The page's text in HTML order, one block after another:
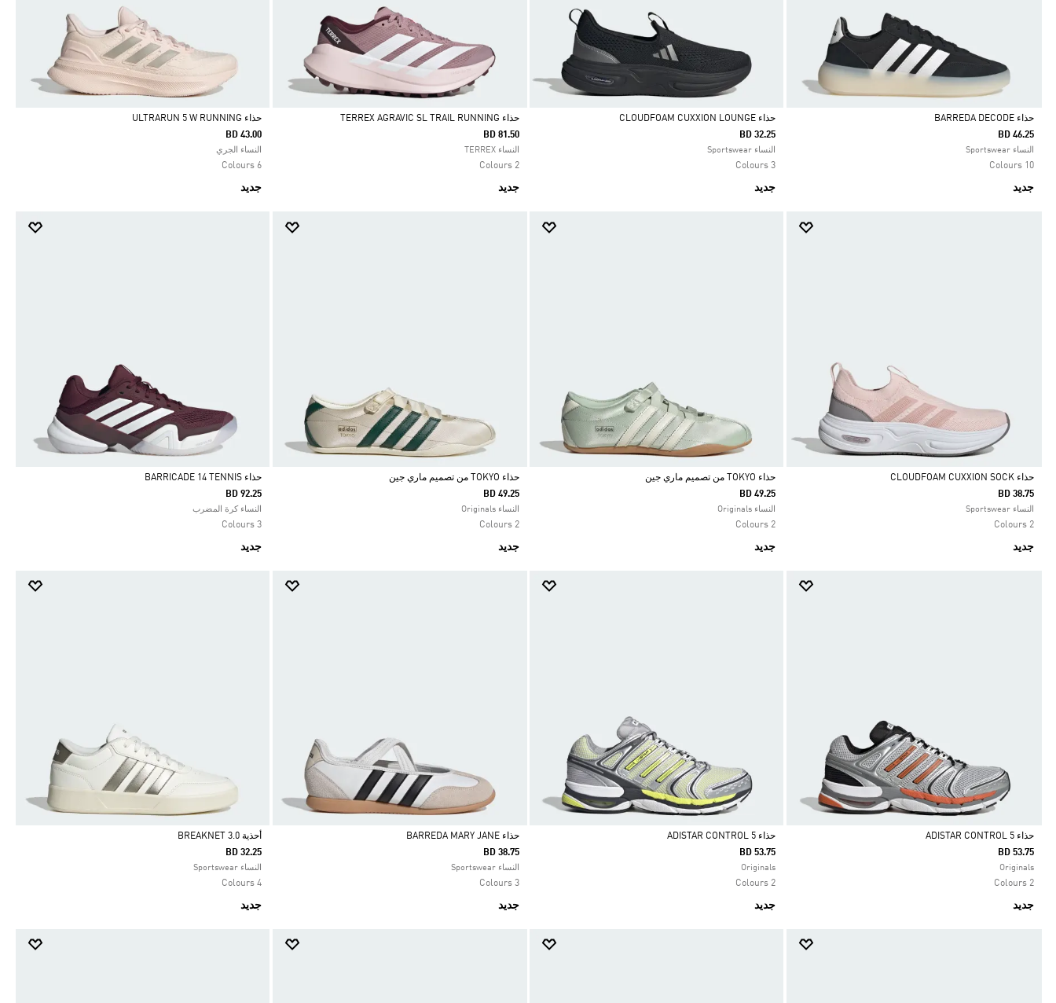
Selected
حذاء BARREDA DECODE
BD 46.25
النساء Sportswear
10 Colours
جديد
Selected
حذاء CLOUDFOAM CUXXION LOUNGE
BD 32.25
النساء Sportswear
3 Colours
جديد
Selected
حذاء TERREX AGRAVIC SL TRAIL RUNNING
BD 81.50
النساء TERREX
2 Colours
جديد
Selected
حذاء ULTRARUN 5 W RUNNING
BD 43.00
النساء الجري
6 Colours
جديد
Selected
حذاء CLOUDFOAM CUXXION SOCK
BD 38.75
النساء Sportswear
2 Colours
جديد
Selected
حذاء TOKYO من تصميم ماري جين
BD 49.25
النساء Originals
2 Colours
جديد
Selected
حذاء TOKYO من تصميم ماري جين
BD 49.25
النساء Originals
2 Colours
جديد
Selected
حذاء BARRICADE 14 TENNIS
BD 92.25
النساء كرة المضرب
3 Colours
جديد
Selected
حذاء ADISTAR CONTROL 5
BD 53.75
Originals
2 Colours
جديد
Selected
حذاء ADISTAR CONTROL 5
BD 53.75
Originals
2 Colours
جديد
Selected
حذاء BARREDA MARY JANE
BD 38.75
النساء Sportswear
3 Colours
جديد
Selected
أحذية BREAKNET 3.0
BD 32.25
النساء Sportswear
4 Colours
جديد